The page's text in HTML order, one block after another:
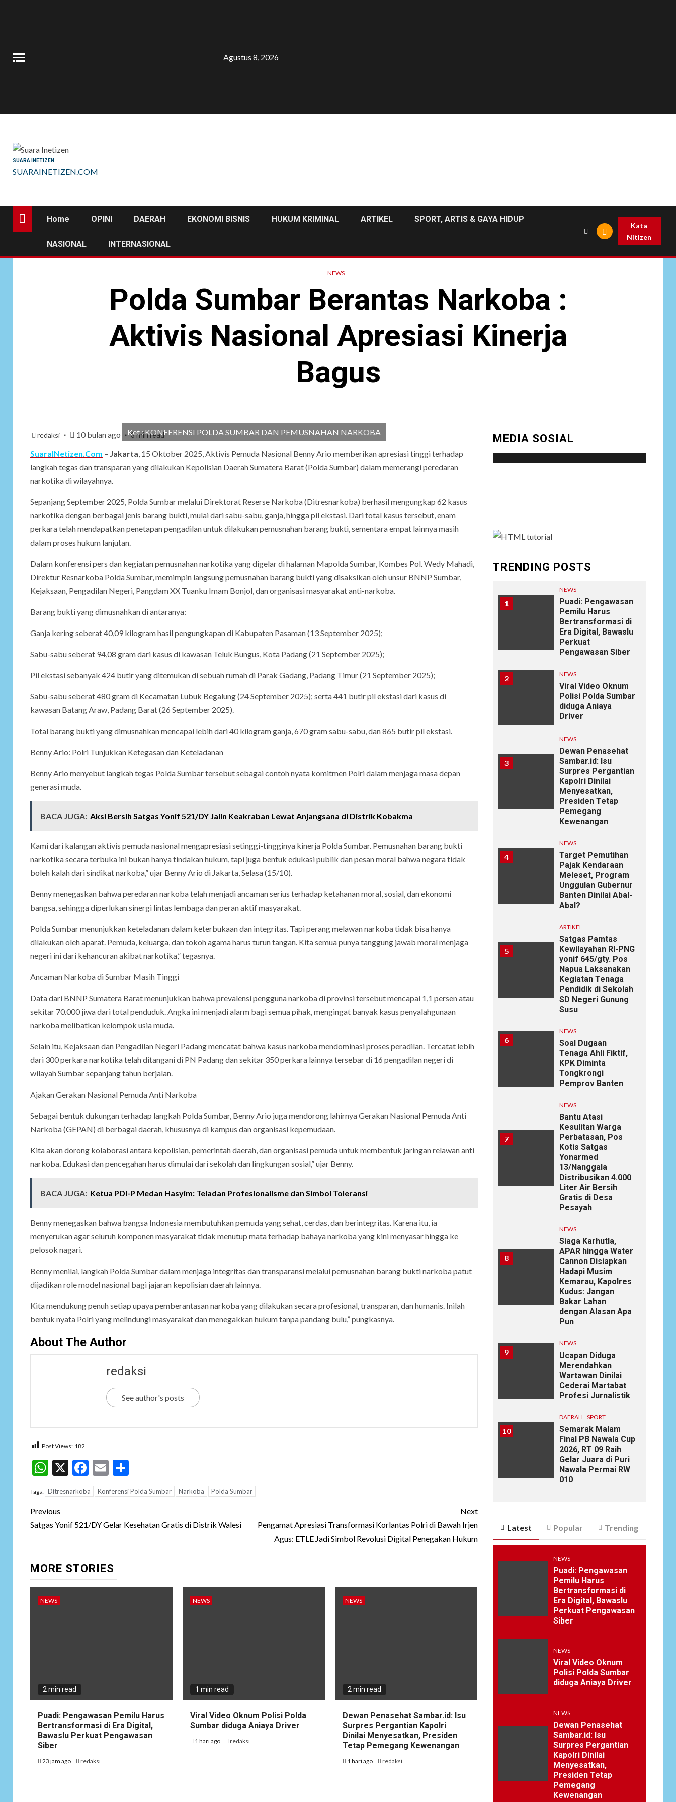
Agustus 8, 2026
SUARA INETIZEN
SUARAINETIZEN.COM
Home OPINI DAERAH EKONOMI BISNIS HUKUM KRIMINAL ARTIKEL SPORT, ARTIS & GAYA HIDUP
NASIONAL INTERNASIONAL
Kata
Nitizen
NEWS
Polda Sumbar Berantas Narkoba :
Aktivis Nasional Apresiasi Kinerja
Bagus
redaksi 10 bulan ago 3 min read
Ket : KONFERENSI POLDA SUMBAR DAN PEMUSNAHAN NARKOBA
SuaraINetizen.Com – Jakarta, 15 Oktober 2025, Aktivis Pemuda Nasional Benny Ario memberikan apresiasi tinggi terhadap
langkah tegas dan transparan yang dilakukan Kepolisian Daerah Sumatera Barat (Polda Sumbar) dalam memerangi peredaran
narkotika di wilayahnya.
Sepanjang September 2025, Polda Sumbar melalui Direktorat Reserse Narkoba (Ditresnarkoba) berhasil mengungkap 62 kasus
narkotika dengan berbagai jenis barang bukti, mulai dari sabu-sabu, ganja, hingga pil ekstasi. Dari total kasus tersebut, enam
perkara telah mendapatkan penetapan pengadilan untuk dilakukan pemusnahan barang bukti, sementara empat lainnya masih
dalam proses hukum lanjutan.
Dalam konferensi pers dan kegiatan pemusnahan narkotika yang digelar di halaman Mapolda Sumbar, Kombes Pol. Wedy Mahadi,
Direktur Resnarkoba Polda Sumbar, memimpin langsung pemusnahan barang bukti yang disaksikan oleh unsur BNNP Sumbar,
Kejaksaan, Pengadilan Negeri, Pangdam XX Tuanku Imam Bonjol, dan organisasi masyarakat anti-narkoba.
Barang bukti yang dimusnahkan di antaranya:
Ganja kering seberat 40,09 kilogram hasil pengungkapan di Kabupaten Pasaman (13 September 2025);
Sabu-sabu seberat 94,08 gram dari kasus di kawasan Teluk Bungus, Kota Padang (21 September 2025);
Pil ekstasi sebanyak 424 butir yang ditemukan di sebuah rumah di Parak Gadang, Padang Timur (21 September 2025);
Sabu-sabu seberat 480 gram di Kecamatan Lubuk Begalung (24 September 2025); serta 441 butir pil ekstasi dari kasus di
kawasan Batang Araw, Padang Barat (26 September 2025).
Total barang bukti yang dimusnahkan mencapai lebih dari 40 kilogram ganja, 670 gram sabu-sabu, dan 865 butir pil ekstasi.
Benny Ario: Polri Tunjukkan Ketegasan dan Keteladanan
Benny Ario menyebut langkah tegas Polda Sumbar tersebut sebagai contoh nyata komitmen Polri dalam menjaga masa depan
generasi muda.
BACA JUGA: Aksi Bersih Satgas Yonif 521/DY Jalin Keakraban Lewat Anjangsana di Distrik Kobakma
Kami dari kalangan aktivis pemuda nasional mengapresiasi setinggi-tingginya kinerja Polda Sumbar. Pemusnahan barang bukti
narkotika secara terbuka ini bukan hanya tindakan hukum, tapi juga bentuk edukasi publik dan pesan moral bahwa negara tidak
boleh kalah dari sindikat narkoba,” ujar Benny Ario di Jakarta, Selasa (15/10).
Benny menegaskan bahwa peredaran narkoba telah menjadi ancaman serius terhadap ketahanan moral, sosial, dan ekonomi
bangsa, sehingga diperlukan sinergi lintas lembaga dan peran aktif masyarakat.
Polda Sumbar menunjukkan keteladanan dalam keterbukaan dan integritas. Tapi perang melawan narkoba tidak bisa hanya
dilakukan oleh aparat. Pemuda, keluarga, dan tokoh agama harus turun tangan. Kita semua punya tanggung jawab moral menjaga
negeri ini dari kehancuran akibat narkotika,” tegasnya.
Ancaman Narkoba di Sumbar Masih Tinggi
Data dari BNNP Sumatera Barat menunjukkan bahwa prevalensi pengguna narkoba di provinsi tersebut mencapai 1,1 persen atau
sekitar 70.000 jiwa dari total penduduk. Angka ini menjadi alarm bagi semua pihak, mengingat banyak kasus penyalahgunaan
narkoba melibatkan kelompok usia muda.
Selain itu, Kejaksaan dan Pengadilan Negeri Padang mencatat bahwa kasus narkoba mendominasi proses peradilan. Tercatat lebih
dari 300 perkara narkotika telah ditangani di PN Padang dan sekitar 350 perkara lainnya tersebar di 16 pengadilan negeri di
wilayah Sumbar sepanjang tahun berjalan.
Ajakan Gerakan Nasional Pemuda Anti Narkoba
Sebagai bentuk dukungan terhadap langkah Polda Sumbar, Benny Ario juga mendorong lahirnya Gerakan Nasional Pemuda Anti
Narkoba (GEPAN) di berbagai daerah, khususnya di kampus dan organisasi kepemudaan.
Kita akan dorong kolaborasi antara kepolisian, pemerintah daerah, dan organisasi pemuda untuk membentuk jaringan relawan anti
narkoba. Edukasi dan pencegahan harus dimulai dari sekolah dan lingkungan sosial,” ujar Benny.
BACA JUGA: Ketua PDI-P Medan Hasyim: Teladan Profesionalisme dan Simbol Toleransi
Benny menegaskan bahwa bangsa Indonesia membutuhkan pemuda yang sehat, cerdas, dan berintegritas. Karena itu, ia
menyerukan agar seluruh komponen masyarakat tidak menutup mata terhadap bahaya narkoba yang kini menyasar hingga ke
pelosok nagari.
Benny menilai, langkah Polda Sumbar dalam menjaga integritas dan transparansi melalui pemusnahan barang bukti narkoba patut
dijadikan role model nasional bagi jajaran kepolisian daerah lainnya.
Kita mendukung penuh setiap upaya pemberantasan narkoba yang dilakukan secara profesional, transparan, dan humanis. Inilah
bentuk nyata Polri yang melindungi masyarakat dan menegakkan hukum tanpa pandang bulu,” pungkasnya.
About The Author
redaksi
See author's posts
Post Views: 182
WhatsApp
X Facebook
Email
Tags: Ditresnarkoba Konferensi Polda Sumbar Narkoba Polda Sumbar
Post
navigation
Previous
Satgas Yonif 521/DY Gelar Kesehatan Gratis di Distrik Walesi
Next
Pengamat Apresiasi Transformasi Korlantas Polri di Bawah Irjen
Agus: ETLE Jadi Simbol Revolusi Digital Penegakan Hukum
MORE STORIES
NEWS
2 min read
Puadi: Pengawasan Pemilu Harus
Bertransformasi di Era Digital,
Bawaslu Perkuat Pengawasan
Siber
23 jam ago redaksi
NEWS
1 min read
Viral Video Oknum Polisi Polda
Sumbar diduga Aniaya Driver
1 hari ago redaksi
NEWS
2 min read
Dewan Penasehat Sambar.id: Isu
Surpres Pergantian Kapolri
Dinilai Menyesatkan, Presiden
Tetap Pemegang Kewenangan
1 hari ago redaksi
MEDIA SOSIAL
TRENDING POSTS
1
NEWS
Puadi: Pengawasan
Pemilu Harus
Bertransformasi di
Era Digital, Bawaslu
Perkuat
Pengawasan Siber
2 NEWS
Viral Video Oknum
Polisi Polda Sumbar
diduga Aniaya
Driver
3
NEWS
Dewan Penasehat
Sambar.id: Isu
Surpres Pergantian
Kapolri Dinilai
Menyesatkan,
Presiden Tetap
Pemegang
Kewenangan
4
NEWS
Target Pemutihan
Pajak Kendaraan
Meleset, Program
Unggulan Gubernur
Banten Dinilai Abal-
Abal?
5
ARTIKEL
Satgas Pamtas
Kewilayahan RI-PNG
yonif 645/gty. Pos
Napua Laksanakan
Kegiatan Tenaga
Pendidik di Sekolah
SD Negeri Gunung
Susu
6
NEWS
Soal Dugaan
Tenaga Ahli Fiktif,
KPK Diminta
Tongkrongi
Pemprov Banten
7
NEWS
Bantu Atasi
Kesulitan Warga
Perbatasan, Pos
Kotis Satgas
Yonarmed
13/Nanggala
Distribusikan 4.000
Liter Air Bersih
Gratis di Desa
Pesayah
8
NEWS
Siaga Karhutla,
APAR hingga Water
Cannon Disiapkan
Hadapi Musim
Kemarau, Kapolres
Kudus: Jangan
Bakar Lahan
dengan Alasan Apa
Pun
9
NEWS
Ucapan Diduga
Merendahkan
Wartawan Dinilai
Cederai Martabat
Profesi Jurnalistik
10
DAERAH SPORT
Semarak Malam
Final PB Nawala Cup
2026, RT 09 Raih
Gelar Juara di Puri
Nawala Permai RW
010
Latest Popular Trending
NEWS
Puadi: Pengawasan
Pemilu Harus
Bertransformasi di
Era Digital, Bawaslu
Perkuat Pengawasan
Siber
NEWS
Viral Video Oknum
Polisi Polda Sumbar
diduga Aniaya Driver
NEWS
Dewan Penasehat
Sambar.id: Isu
Surpres Pergantian
Kapolri Dinilai
Menyesatkan,
Presiden Tetap
Pemegang
Kewenangan